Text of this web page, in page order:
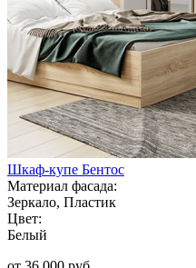
Шкаф-купе Бентос
Материал фасада:
Зеркало, Пластик
Цвет:
Белый